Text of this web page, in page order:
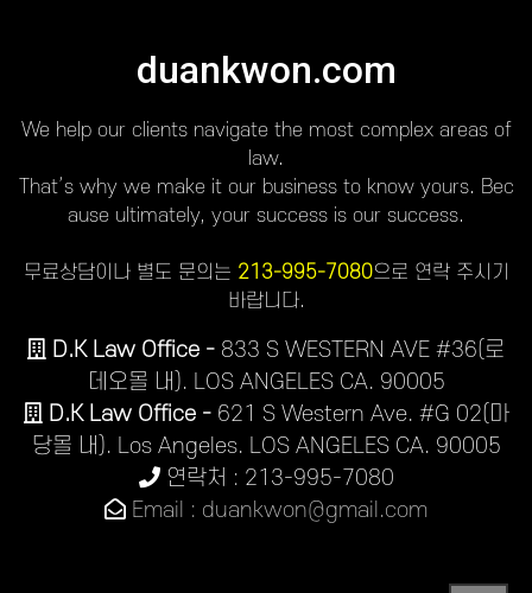
duankwon.com
We help our clients navigate the most complex areas of
law.
That’s why we make it our business to know yours. Bec
ause ultimately, your success is our success.
무료상담이나 별도 문의는 213-995-7080으로 연락 주시기
바랍니다.
D.K Law Office - 833 S WESTERN AVE #36(로
데오몰 내). LOS ANGELES CA. 90005
D.K Law Office - 621 S Western Ave. #G 02(마
당몰 내). Los Angeles. LOS ANGELES CA. 90005
연락처 : 213-995-7080
Email : duankwon@gmail.com